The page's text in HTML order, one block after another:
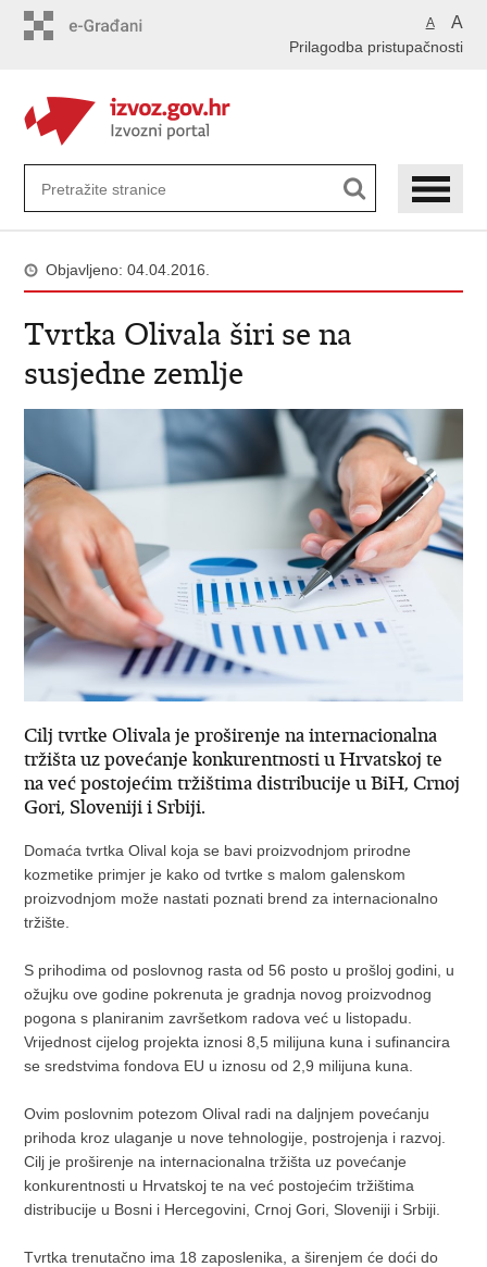
A A
Prilagodba pristupačnosti
Objavljeno: 04.04.2016.
Tvrtka Olivala širi se na
susjedne zemlje
Cilj tvrtke Olivala je proširenje na internacionalna
tržišta uz povećanje konkurentnosti u Hrvatskoj te
na već postojećim tržištima distribucije u BiH, Crnoj
Gori, Sloveniji i Srbiji.
Domaća tvrtka Olival koja se bavi proizvodnjom prirodne
kozmetike primjer je kako od tvrtke s malom galenskom
proizvodnjom može nastati poznati brend za internacionalno
tržište.
S prihodima od poslovnog rasta od 56 posto u prošloj godini, u
ožujku ove godine pokrenuta je gradnja novog proizvodnog
pogona s planiranim završetkom radova već u listopadu.
Vrijednost cijelog projekta iznosi 8,5 milijuna kuna i sufinancira
se sredstvima fondova EU u iznosu od 2,9 milijuna kuna.
Ovim poslovnim potezom Olival radi na daljnjem povećanju
prihoda kroz ulaganje u nove tehnologije, postrojenja i razvoj.
Cilj je proširenje na internacionalna tržišta uz povećanje
konkurentnosti u Hrvatskoj te na već postojećim tržištima
distribucije u Bosni i Hercegovini, Crnoj Gori, Sloveniji i Srbiji.
Tvrtka trenutačno ima 18 zaposlenika, a širenjem će doći do